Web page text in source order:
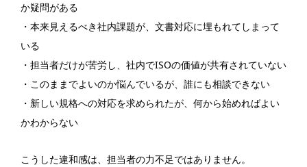
か疑問がある
・本来見えるべき社内課題が、文書対応に埋もれてしまって
いる
・担当者だけが苦労し、社内でISOの価値が共有されていない
・このままでよいのか悩んでいるが、誰にも相談できない
・新しい規格への対応を求められたが、何から始めればよい
かわからない
こうした違和感は、担当者の力不足ではありません。